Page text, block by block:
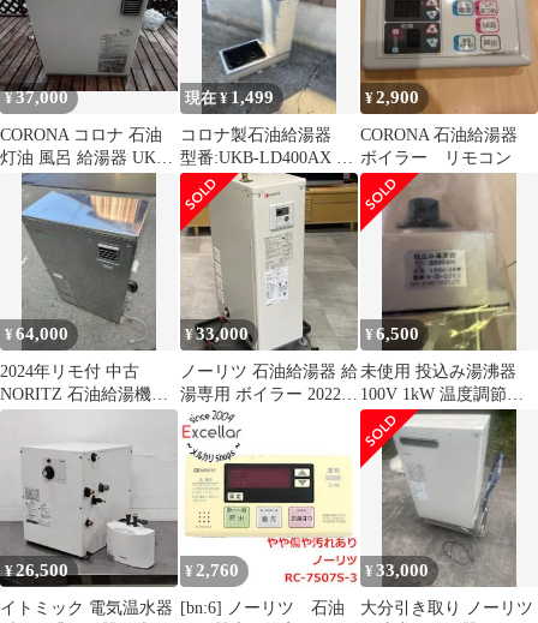
¥37,000
CORONA コロナ 石油
灯油 風呂 給湯器 UKB-
SA470ARX
現在 ¥ 1,499
コロナ製石油給湯器
型番:UKB-LD400AX 分
解部品 ジャンク扱い
品
¥2,900
CORONA 石油給湯器
ボイラー リモコン
¥64,000
2024年リモ付 中古
NORITZ 石油給湯機
OTX-CH4502SAYSMV
¥33,000
ノーリツ 石油給湯器 給
湯専用 ボイラー 2022年
OX-3706F B524
¥6,500
未使用 投込み湯沸器
100V 1kW 温度調節器
付 日本製 大栄電熱工業
¥26,500
イトミック 電気温水器
¥ 2,760
[bn:6] ノーリツ 石油
¥33,000
大分引き取り ノーリツ